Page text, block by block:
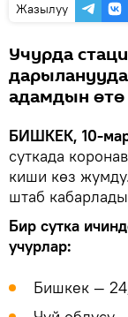
Жазылуу
Учурда
адамдын өтө
БИШКЕК, 10-
суткада
киши көз
штаб
Бир сутка
учурлар:
Бишкек —